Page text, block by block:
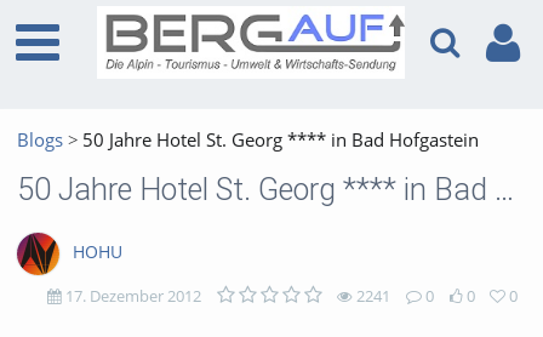
Blogs 50 Jahre Hotel St. Georg **** in Bad Hofgastein
50 Jahre Hotel St. Georg **** in Bad Hofgastein
HOHU
17. Dezember 2012 2241 0 0 0